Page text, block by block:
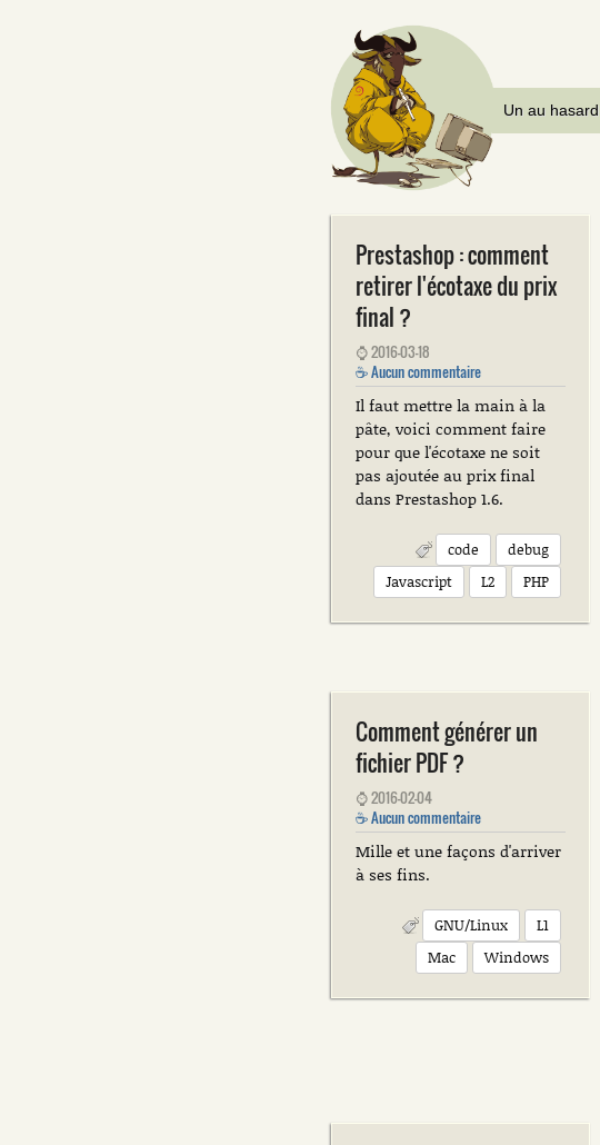
Un au hasard
Prestashop : comment
retirer l'écotaxe du prix
final ?
⌚2016-03-18
☕Aucun commentaire
Il faut mettre la main à la
pâte, voici comment faire
pour que l'écotaxe ne soit
pas ajoutée au prix final
dans Prestashop 1.6.
code
debug
Javascript
L2 PHP
Comment générer un
fichier PDF ?
⌚2016-02-04
☕Aucun commentaire
Mille et une façons d'arriver
à ses fins.
GNU/Linux
L1
Mac
Windows